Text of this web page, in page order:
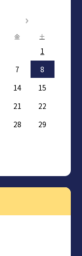
金 土
1
7
8
14
15
21
22
28
29